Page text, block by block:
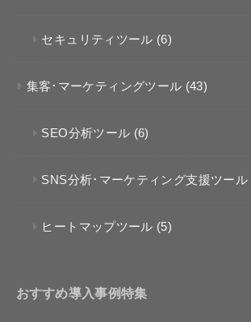
セキュリティツール (6)
集客･マーケティングツール (43)
SEO分析ツール (6)
SNS分析･マーケティング支援ツール
ヒートマップツール (5)
おすすめ導入事例特集